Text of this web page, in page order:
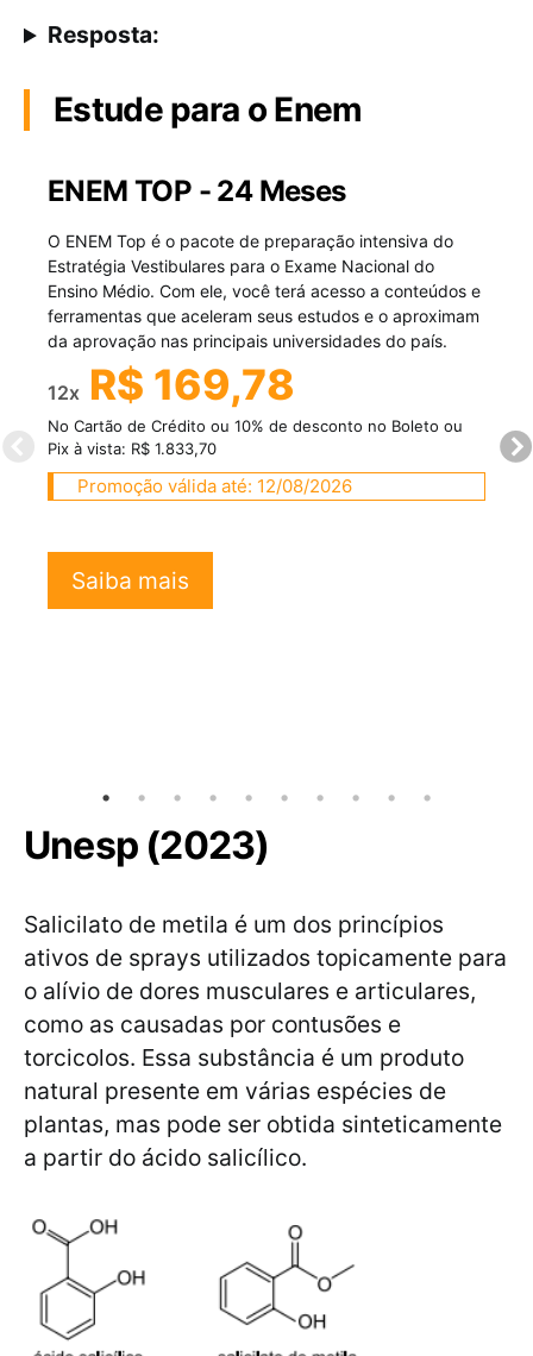
Resposta:
Estude para o Enem
ENEM TOP - 24 Meses
O ENEM Top é o pacote de preparação intensiva do
Estratégia Vestibulares para o Exame Nacional do
Ensino Médio. Com ele, você terá acesso a conteúdos e
ferramentas que aceleram seus estudos e o aproximam
da aprovação nas principais universidades do país.
12x R$ 169,78
No Cartão de Crédito ou 10% de desconto no Boleto ou
Pix à vista: R$ 1.833,70
Promoção válida até: 12/08/2026
Saiba mais
Unesp (2023)
Salicilato de metila é um dos princípios
ativos de sprays utilizados topicamente para
o alívio de dores musculares e articulares,
como as causadas por contusões e
torcicolos. Essa substância é um produto
natural presente em várias espécies de
plantas, mas pode ser obtida sinteticamente
a partir do ácido salicílico.